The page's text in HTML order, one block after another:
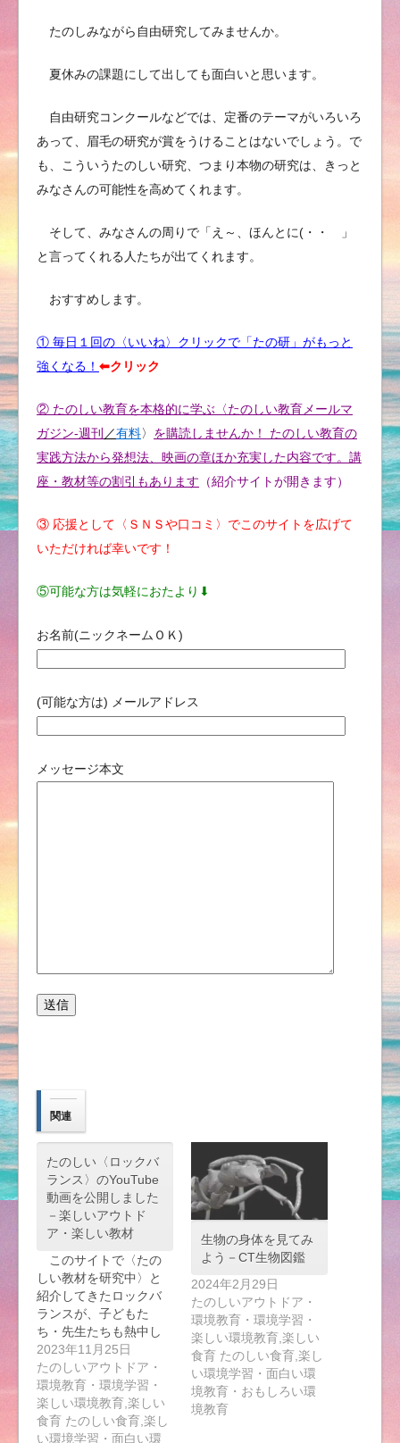
たのしみながら自由研究してみませんか。
夏休みの課題にして出しても面白いと思います。
自由研究コンクールなどでは、定番のテーマがいろいろ
あって、眉毛の研究が賞をうけることはないでしょう。で
も、こういうたのしい研究、つまり本物の研究は、きっと
みなさんの可能性を高めてくれます。
そして、みなさんの周りで「え～、ほんとに(・・ 」
と言ってくれる人たちが出てくれます。
おすすめします。
① 毎日１回の〈いいね〉クリックで「たの研」がもっと
強くなる！ ⬅︎クリック
② たのしい教育を本格的に学ぶ〈たのしい教育メールマ
ガジン-週刊 ／有料〉 を購読しませんか！ たのしい教育の
実践方法から発想法、映画の章ほか充実した内容です。講
座・教材等の割引もあります （紹介サイトが開きます）
③ 応援として〈ＳＮＳや口コミ〉でこのサイトを広げて
いただければ幸いです！
⑤可能な方は気軽におたより⬇︎
お名前(ニックネームＯＫ)
(可能な方は) メールアドレス
メッセージ本文
関連
たのしい〈ロックバ
ランス〉のYouTube
動画を公開しました
－楽しいアウトド
ア・楽しい教材
このサイトで〈たの
しい教材を研究中〉と
紹介してきたロックバ
ランスが、子どもた
ち・先生たちも熱中し
て…
2023年11月25日
たのしいアウトドア・
環境教育・環境学習・
楽しい環境教育,楽しい
食育 たのしい食育,楽し
い環境学習・面白い環
生物の身体を見てみ
よう－CT生物図鑑
2024年2月29日
たのしいアウトドア・
環境教育・環境学習・
楽しい環境教育,楽しい
食育 たのしい食育,楽し
い環境学習・面白い環
境教育・おもしろい環
境教育